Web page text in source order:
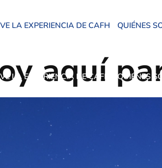
LA EXPERIENCIA DE CAFH QUIÉNES
LA EXPERIENCIA DE CAFH QUIÉNES
aquí